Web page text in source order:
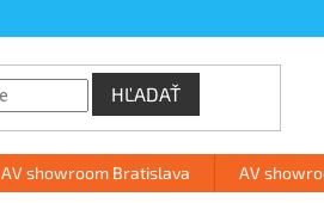
HĽADAŤ
AV showroom Bratislava AV